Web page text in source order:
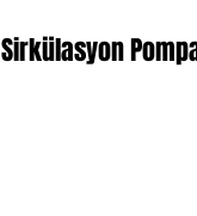
Sirkülasyon